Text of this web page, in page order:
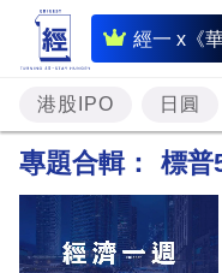
經一 x《
即
時
財
經
題
港股IPO 日圓
專題合輯： 標普